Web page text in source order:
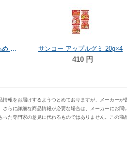
無双本舗 昔ながらのしょうがあめ 70g サンコー アップルグミ 20g×4
410 円
情報をお届けするようつとめておりますが、メーカー
らに詳細な商品情報が必要な場合は、メーカーにお
た専門家の意見に代わるものではありません。この